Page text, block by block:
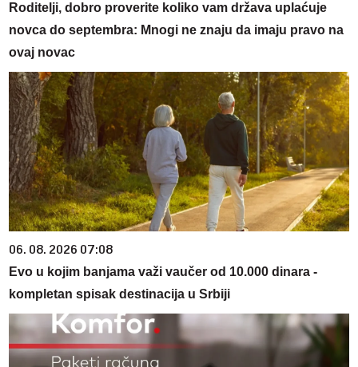
Roditelji, dobro proverite koliko vam država uplaćuje
novca do septembra: Mnogi ne znaju da imaju pravo na
ovaj novac
06. 08. 2026 07:08
Evo u kojim banjama važi vaučer od 10.000 dinara -
kompletan spisak destinacija u Srbiji